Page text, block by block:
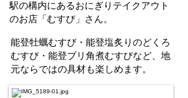
駅の構内にあるおにぎりテイクアウト
のお店「むすび」さん。
能登牡蠣むすび・能登塩炙りのどくろ
むすび・能登ブリ角煮むすびなど、地
元ならではの具材も楽しめます。